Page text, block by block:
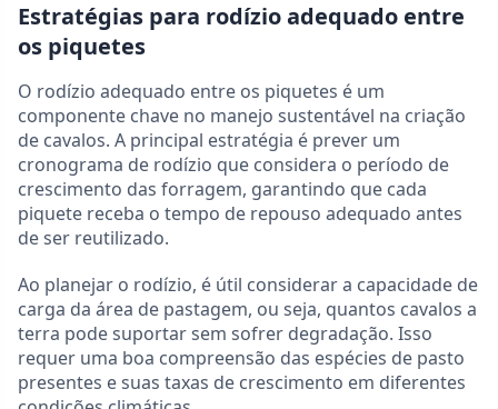
Estratégias para rodízio adequado entre
os piquetes
O rodízio adequado entre os piquetes é um
componente chave no manejo sustentável na criação
de cavalos. A principal estratégia é prever um
cronograma de rodízio que considera o período de
crescimento das forragem, garantindo que cada
piquete receba o tempo de repouso adequado antes
de ser reutilizado.
Ao planejar o rodízio, é útil considerar a capacidade de
carga da área de pastagem, ou seja, quantos cavalos a
terra pode suportar sem sofrer degradação. Isso
requer uma boa compreensão das espécies de pasto
presentes e suas taxas de crescimento em diferentes